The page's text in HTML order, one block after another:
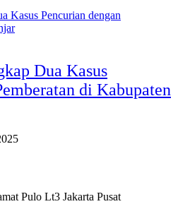
Dua Kasus
di Kabupaten
Pulo Lt3 Jakarta Pusat